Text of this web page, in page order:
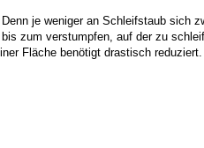
je weniger an Schleifstaub sich
zum verstumpfen, auf der zu
Fläche benötigt drastisch reduziert.